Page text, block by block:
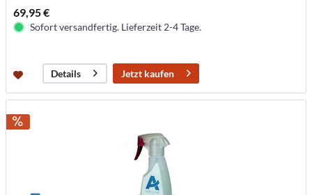
69,95 €
Sofort versandfertig. Lieferzeit 2-4 Tage.
Details Jetzt kaufen